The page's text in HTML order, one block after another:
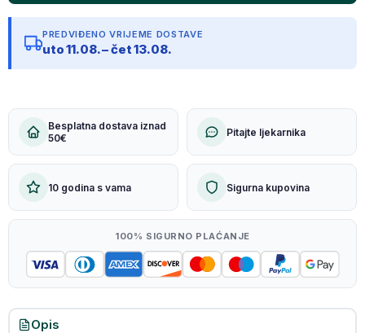
PREDVIĐENO VRIJEME DOSTAVE
uto 11.08. – čet 13.08.
Besplatna dostava iznad
50€
Pitajte ljekarnika
10 godina s vama Sigurna kupovina
100% SIGURNO PLAĆANJE
Opis